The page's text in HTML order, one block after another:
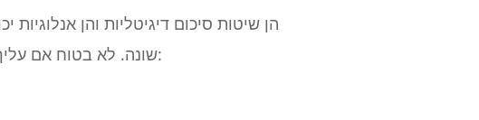
הן שיטות סיכום דיגיטליות והן
שונה. לא בטוח אם עליך לעבד באמצעות סיכום אנלוגי או סיכום דיגיטלי? להלן שתי השיטות שהושוו לעיון: